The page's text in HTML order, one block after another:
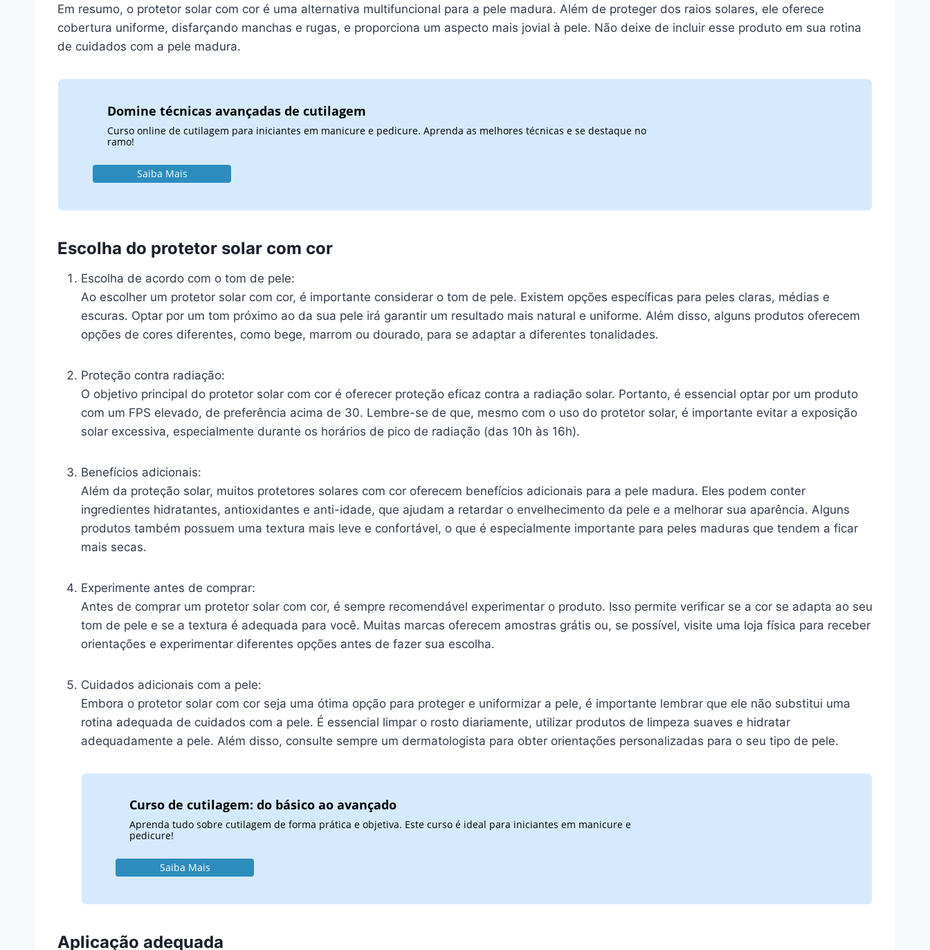
Em resumo, o protetor solar com cor é uma alternativa multifuncional para a pele madura. Além de proteger dos raios solares, ele oferece
cobertura uniforme, disfarçando manchas e rugas, e proporciona um aspecto mais jovial à pele. Não deixe de incluir esse produto em sua rotina
de cuidados com a pele madura.
Domine técnicas avançadas de cutilagem
Curso online de cutilagem para iniciantes em manicure e pedicure. Aprenda as melhores técnicas e se destaque no
ramo!
Saiba Mais
Escolha do protetor solar com cor
Escolha de acordo com o tom de pele:
Ao escolher um protetor solar com cor, é importante considerar o tom de pele. Existem opções específicas para peles claras, médias e
escuras. Optar por um tom próximo ao da sua pele irá garantir um resultado mais natural e uniforme. Além disso, alguns produtos oferecem
opções de cores diferentes, como bege, marrom ou dourado, para se adaptar a diferentes tonalidades.
Proteção contra radiação:
O objetivo principal do protetor solar com cor é oferecer proteção eficaz contra a radiação solar. Portanto, é essencial optar por um produto
com um FPS elevado, de preferência acima de 30. Lembre-se de que, mesmo com o uso do protetor solar, é importante evitar a exposição
solar excessiva, especialmente durante os horários de pico de radiação (das 10h às 16h).
Benefícios adicionais:
Além da proteção solar, muitos protetores solares com cor oferecem benefícios adicionais para a pele madura. Eles podem conter
ingredientes hidratantes, antioxidantes e anti-idade, que ajudam a retardar o envelhecimento da pele e a melhorar sua aparência. Alguns
produtos também possuem uma textura mais leve e confortável, o que é especialmente importante para peles maduras que tendem a ficar
mais secas.
Experimente antes de comprar:
Antes de comprar um protetor solar com cor, é sempre recomendável experimentar o produto. Isso permite verificar se a cor se adapta ao seu
tom de pele e se a textura é adequada para você. Muitas marcas oferecem amostras grátis ou, se possível, visite uma loja física para receber
orientações e experimentar diferentes opções antes de fazer sua escolha.
Cuidados adicionais com a pele:
Embora o protetor solar com cor seja uma ótima opção para proteger e uniformizar a pele, é importante lembrar que ele não substitui uma
rotina adequada de cuidados com a pele. É essencial limpar o rosto diariamente, utilizar produtos de limpeza suaves e hidratar
adequadamente a pele. Além disso, consulte sempre um dermatologista para obter orientações personalizadas para o seu tipo de pele.
Curso de cutilagem: do básico ao avançado
Aprenda tudo sobre cutilagem de forma prática e objetiva. Este curso é ideal para iniciantes em manicure e
pedicure!
Saiba Mais
Aplicação adequada